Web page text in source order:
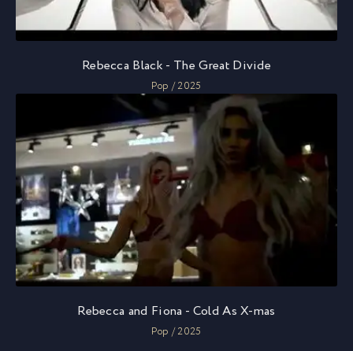
Rebecca Black - The Great Divide
Pop / 2025
Rebecca and Fiona - Cold As X-mas
Pop / 2025